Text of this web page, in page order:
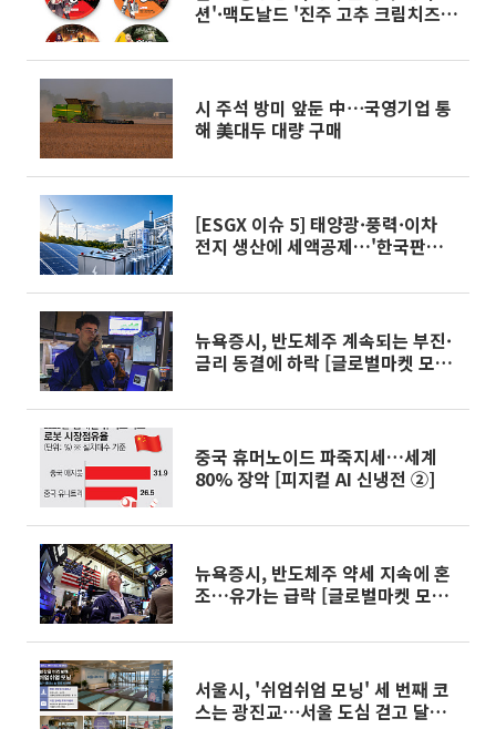
션'·맥도날드 '진주 고추 크림치즈
시 주석 방미 앞둔 中⋯국영기업 통
해 美대두 대량 구매
[ESGX 이슈 5] 태양광·풍력·이차
전지 생산에 세액공제…'한국판
뉴욕증시, 반도체주 계속되는 부진·
금리 동결에 하락 [글로벌마켓 모닝
중국 휴머노이드 파죽지세…세계
80% 장악 [피지컬 AI 신냉전 ②]
뉴욕증시, 반도체주 약세 지속에 혼
조…유가는 급락 [글로벌마켓 모닝
서울시, '쉬엄쉬엄 모닝' 세 번째 코
스는 광진교⋯서울 도심 걷고 달린